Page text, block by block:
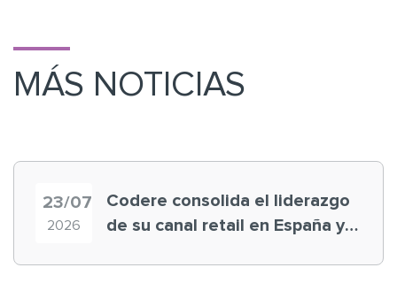
MÁS NOTICIAS
23/07
2026
Codere consolida el liderazgo
de su canal retail en España y